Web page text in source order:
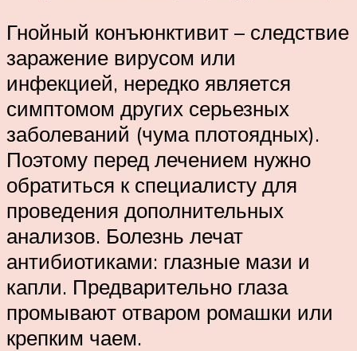
Гнойный конъюнктивит – следствие
заражение вирусом или
инфекцией, нередко является
симптомом других серьезных
заболеваний (чума плотоядных).
Поэтому перед лечением нужно
обратиться к специалисту для
проведения дополнительных
анализов. Болезнь лечат
антибиотиками: глазные мази и
капли. Предварительно глаза
промывают отваром ромашки или
крепким чаем.